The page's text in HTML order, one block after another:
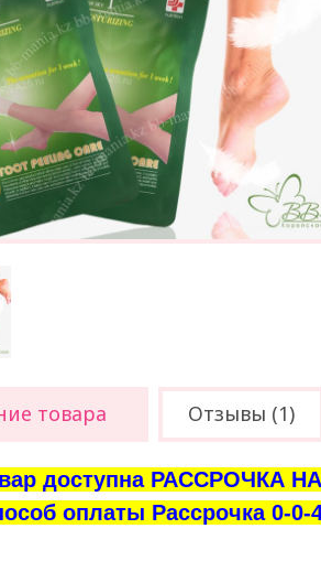
товара Отзывы (1)
доступна РАССРОЧКА
оплаты Рассрочка 0-0-